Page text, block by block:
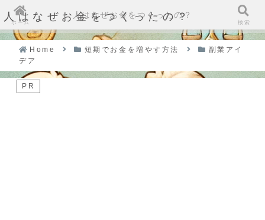
人はなぜお金をつくったの？
Home 短期でお金を増やす方法
副業アイ
デア
PR
ホーム
人はなぜお金をつくったの？
検索